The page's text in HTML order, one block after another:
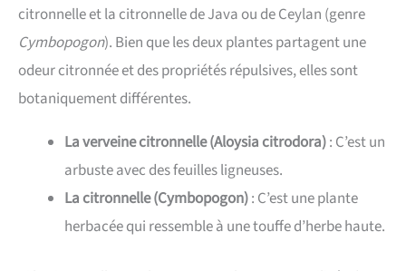
citronnelle et la citronnelle de Java ou de Ceylan (genre
Cymbopogon). Bien que les deux plantes partagent une
odeur citronnée et des propriétés répulsives, elles sont
botaniquement différentes.
La verveine citronnelle (Aloysia citrodora): C’est un
arbuste avec des feuilles ligneuses.
La citronnelle (Cymbopogon): C’est une plante
herbacée qui ressemble à une touffe d’herbe haute.